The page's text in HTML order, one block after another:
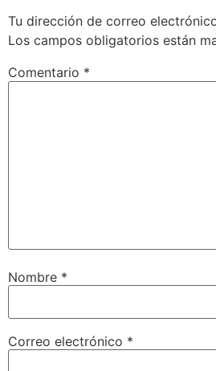
Tu dirección de correo
Los campos obligatorios están
Comentario *
Nombre *
Correo electrónico *